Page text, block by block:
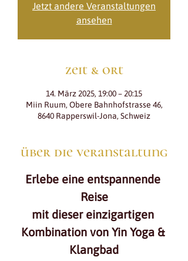
Jetzt andere Veranstaltungen
ansehen
zeit & ort
14. März 2025, 19:00 – 20:15
Miin Ruum, Obere Bahnhofstrasse 46,
8640 Rapperswil-Jona, Schweiz
über die veranstaltung
Erlebe eine entspannende
Reise
mit dieser einzigartigen
Kombination von Yin Yoga &
Klangbad